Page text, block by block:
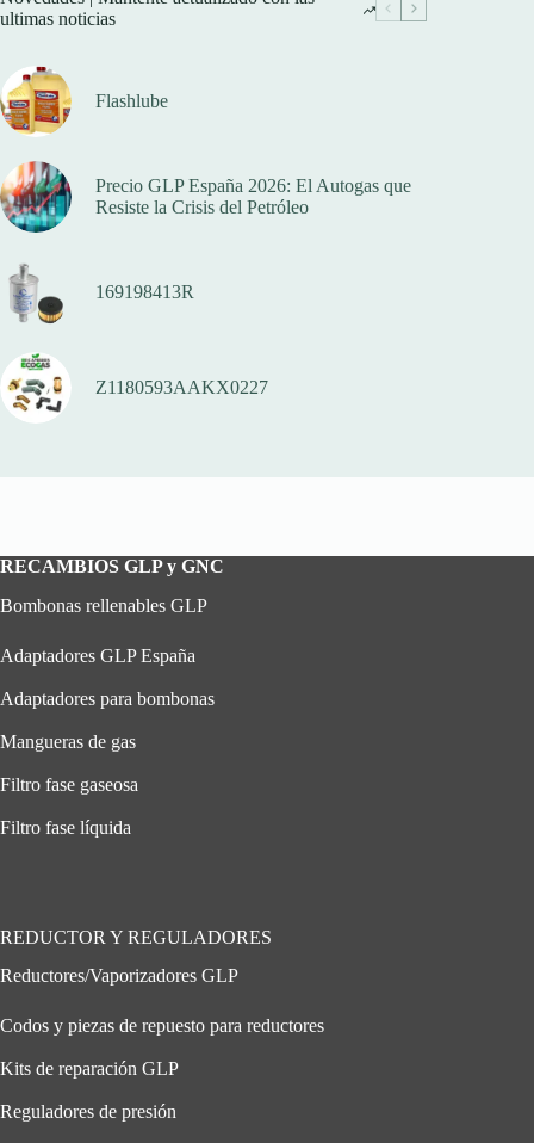
ultimas noticias
Flashlube
Precio GLP España 2026: El Autogas que
Resiste la Crisis del Petróleo
169198413R
Z1180593AAKX0227
RECAMBIOS GLP y GNC
Bombonas rellenables GLP
Adaptadores GLP España
Adaptadores para bombonas
Mangueras de gas
Filtro fase gaseosa
Filtro fase líquida
REDUCTOR Y REGULADORES
Reductores/Vaporizadores GLP
Codos y piezas de repuesto para reductores
Kits de reparación GLP
Reguladores de presión